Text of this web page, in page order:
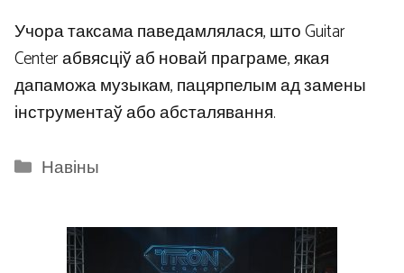
Учора таксама паведамлялася, што Guitar
Center абвясціў аб новай праграме, якая
дапаможа музыкам, пацярпелым ад замены
інструментаў або абсталявання.
Categories
Навіны